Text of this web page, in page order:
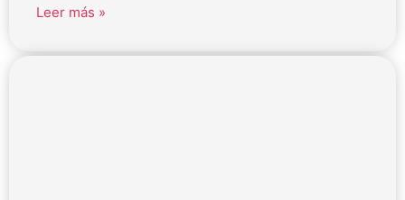
Leer más »